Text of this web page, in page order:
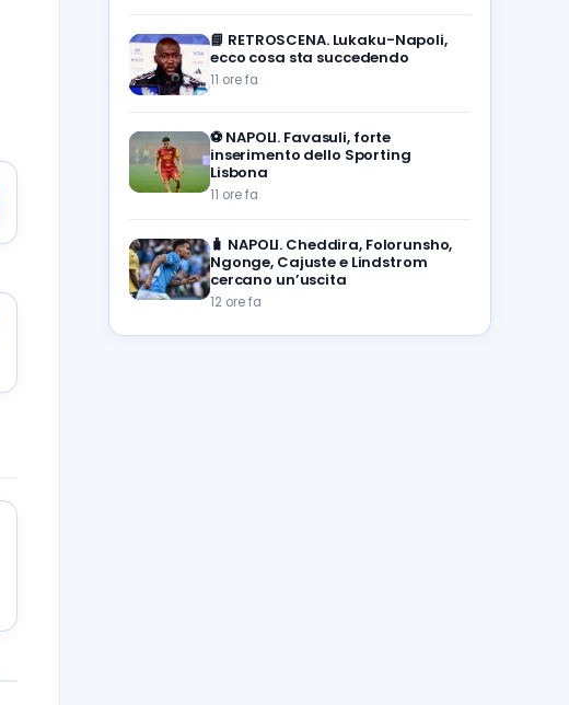
📘 RETROSCENA. Lukaku-Napoli,
ecco cosa sta succedendo
11 ore fa
⚽️ NAPOLI. Favasuli, forte
inserimento dello Sporting
Lisbona
11 ore fa
🧳 NAPOLI. Cheddira, Folorunsho,
Ngonge, Cajuste e Lindstrom
cercano un’uscita
12 ore fa